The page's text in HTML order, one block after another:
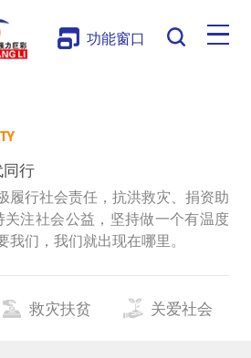
功能窗口
行
履行社会责任，抗洪救灾、捐资助
关注社会公益，坚持做一个有温度
我们，我们就出现在哪里。
救灾扶贫 关爱社会